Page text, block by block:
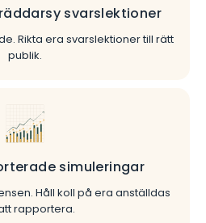
svarslektioner
Rikta era svarslektioner till rätt
publik.
simuleringar
Håll koll på era anställdas
rapportera.